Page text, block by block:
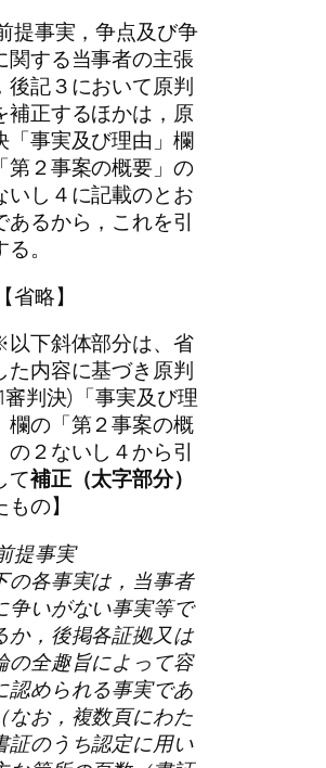
提事実，争点及び争
関する当事者の主張
後記３において原判
補正するほかは，原
「事実及び理由」欄
第２事案の概要」の
いし４に記載のとお
あるから，これを引
。
省略】
以下斜体部分は、省
た内容に基づき原判
審判決)「事実及び理
欄の「第２事案の概
の２ないし４から引
て補正（太字部分）
もの】
提事実
の各事実は，当事者
争いがない事実等で
か，後掲各証拠又は
の全趣旨によって容
認められる事実であ
なお，複数頁にわた
証のうち認定に用い